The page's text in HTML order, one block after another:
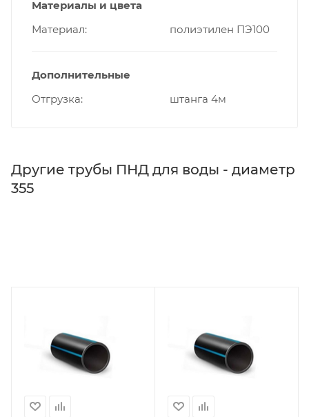
Материалы и цвета
Материал
полиэтилен ПЭ100
Дополнительные
Отгрузка
штанга 4м
Другие трубы ПНД для воды - диаметр
355